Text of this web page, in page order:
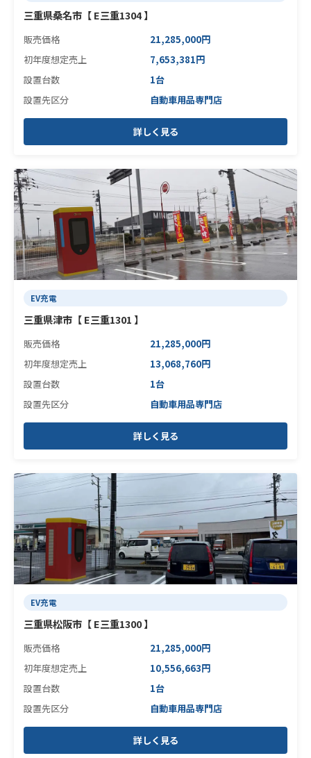
三重県桑名市【 E三重1304 】
販売価格
21,285,000円
初年度想定売上
7,653,381円
設置台数
1台
設置先区分
自動車用品専門店
詳しく見る
EV充電
三重県津市【 E三重1301 】
販売価格
21,285,000円
初年度想定売上
13,068,760円
設置台数
1台
設置先区分
自動車用品専門店
詳しく見る
EV充電
三重県松阪市【 E三重1300 】
販売価格
21,285,000円
初年度想定売上
10,556,663円
設置台数
1台
設置先区分
自動車用品専門店
詳しく見る